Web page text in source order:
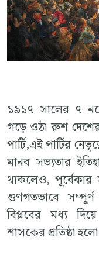
১৯১৭ সালের ৭
গড়ে ওঠা রুশ দেশের
পার্টি,এই পার্টির
মানব সভ্যতার
থাকলেও, পূর্বেকার
গুণগতভাবে
বিপ্লবের মধ্য
শাসকের প্রতিষ্ঠা